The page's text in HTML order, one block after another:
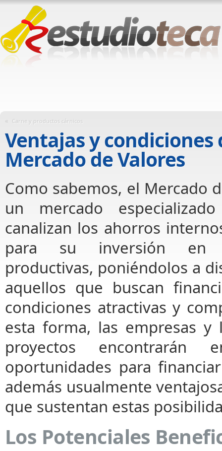
« Carne y productos cárnicos
Ventajas y
Mercado de Valores
Como sabemos, el Mercado
un mercado
canalizan los ahorros
para su inversión en
productivas, poniéndolos a
aquellos que buscan
condiciones atractivas y
esta forma, las empresas y
proyectos encontrarán
oportunidades para
además usualmente
que sustentan estas
Los Potenciales